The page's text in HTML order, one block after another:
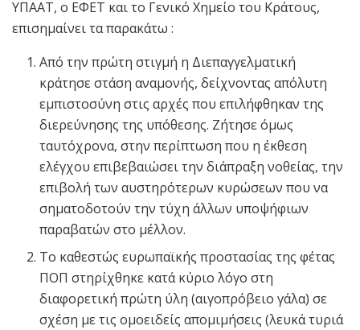
ΥΠΑΑΤ, ο ΕΦΕΤ και το Γενικό Χημείο του Κράτους,
επισημαίνει τα παρακάτω :
Από την πρώτη στιγμή η Διεπαγγελματική
κράτησε στάση αναμονής, δείχνοντας απόλυτη
εμπιστοσύνη στις αρχές που επιλήφθηκαν της
διερεύνησης της υπόθεσης. Ζήτησε όμως
ταυτόχρονα, στην περίπτωση που η έκθεση
ελέγχου επιβεβαιώσει την διάπραξη νοθείας, την
επιβολή των αυστηρότερων κυρώσεων που να
σηματοδοτούν την τύχη άλλων υποψήφιων
παραβατών στο μέλλον.
Το καθεστώς ευρωπαϊκής προστασίας της φέτας
ΠΟΠ στηρίχθηκε κατά κύριο λόγο στη
διαφορετική πρώτη ύλη (αιγοπρόβειο γάλα) σε
σχέση με τις ομοειδείς απομιμήσεις (λευκά τυριά